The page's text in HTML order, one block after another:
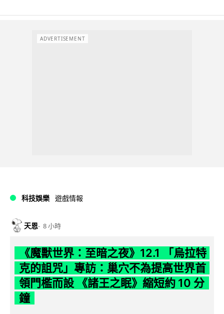
ADVERTISEMENT
科技娛樂 遊戲情報
天恩 8 小時
《魔獸世界：至暗之夜》12.1 「烏拉特
克的詛咒」專訪：巢穴不為提高世界首
領門檻而設 《諸王之眠》縮短約 10 分
鐘